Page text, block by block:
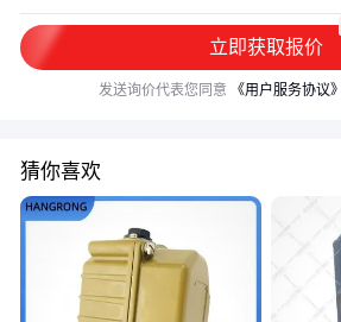
立即获取报价
发送询价代表您同意 《用户服务协议》
猜你喜欢